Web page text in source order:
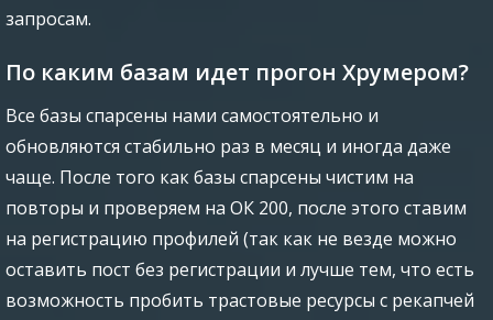
запросам.
По каким базам идет прогон Хрумером?
Все базы спарсены нами самостоятельно и
обновляются стабильно раз в месяц и иногда даже
чаще. После того как базы спарсены чистим на
повторы и проверяем на ОК 200, после этого ставим
на регистрацию профилей (так как не везде можно
оставить пост без регистрации и лучше тем, что есть
возможность пробить трастовые ресурсы с рекапчей